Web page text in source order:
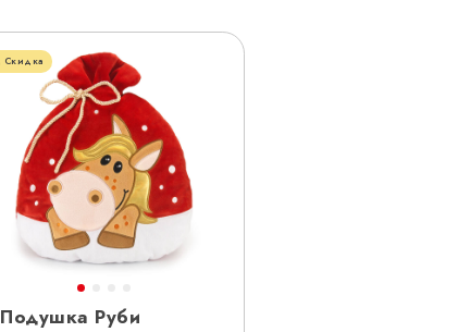
Скидка
Подушка Руби